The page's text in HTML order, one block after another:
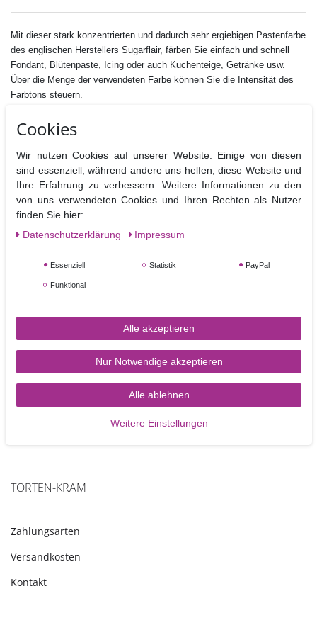
Mit dieser stark konzentrierten und dadurch sehr ergiebigen Pastenfarbe
des englischen Herstellers Sugarflair, färben Sie einfach und schnell
Fondant, Blütenpaste, Icing oder auch Kuchenteige, Getränke usw.
Über die Menge der verwendeten Farbe können Sie die Intensität des
Farbtons steuern.
Inhalt: 25 g
Farbstoff: E171,E122, E133
E122 kann die Aktivität und Aufmerksamkeit von Kindern
beeinträchtigen
Fettfrei, Nussfrei, Glutenfrei,
Geeignet für vegane, vegetarische und koshere Ernährung.
Hersteller:Sugarflair Colours Ltd., Brunel Road, Manor Trading Estate,
0 kj / 0 kcal 0g 0g 0g 0g 0g
TORTEN-KRAM
Zahlungsarten
Versandkosten
Kontakt
Cookies
Wir nutzen Cookies auf unserer Website. Einige von diesen
sind essenziell, während andere uns helfen, diese Website und
Ihre Erfahrung zu verbessern. Weitere Informationen zu den
von uns verwendeten Cookies und Ihren Rechten als Nutzer
finden Sie hier:
Daten­schutz­erklärung
Impressum
Essenziell Statistik PayPal
Funktional
Alle akzeptieren
Nur Notwendige akzeptieren
Alle ablehnen
Weitere Einstellungen